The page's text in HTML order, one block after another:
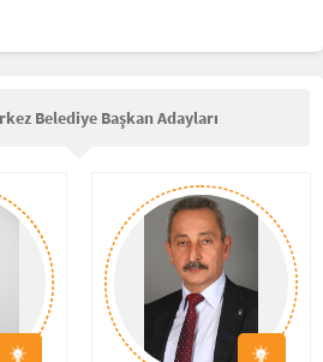
Belediye Başkan Adayları